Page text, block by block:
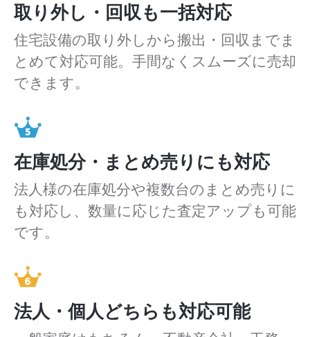
取り外し・回収も一括対応
住宅設備の取り外しから搬出・回収までま
とめて対応可能。手間なくスムーズに売却
できます。
在庫処分・まとめ売りにも対応
法人様の在庫処分や複数台のまとめ売りに
も対応し、数量に応じた査定アップも可能
です。
法人・個人どちらも対応可能